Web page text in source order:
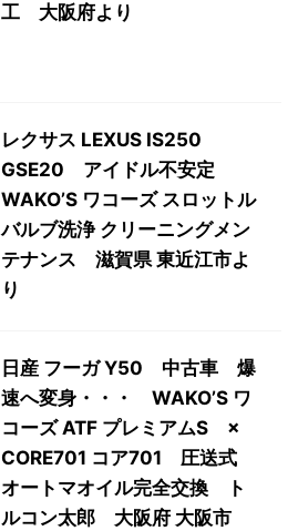
工 大阪府より
レクサス LEXUS IS250
GSE20 アイドル不安定
WAKO’S ワコーズ スロットル
バルブ洗浄 クリーニングメン
テナンス 滋賀県 東近江市よ
り
日産 フーガ Y50 中古車 爆
速へ変身・・・ WAKO’S ワ
コーズ ATF プレミアムS ×
CORE701 コア701 圧送式
オートマオイル完全交換 ト
ルコン太郎 大阪府 大阪市